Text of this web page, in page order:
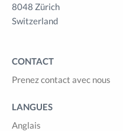
8048 Zürich
Switzerland
CONTACT
Prenez contact avec nous
LANGUES
Anglais